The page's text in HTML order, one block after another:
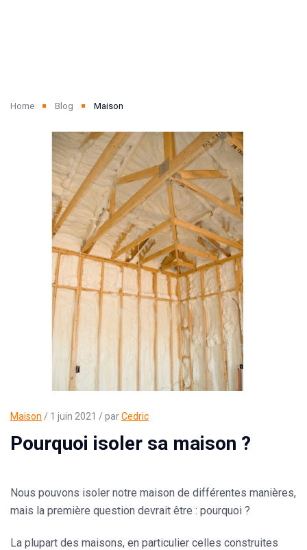
Home Blog Maison
Maison / 1 juin 2021 / parCedric
Pourquoi isoler sa maison ?
Nous pouvons isoler notre maison de différentes manières,
mais la première question devrait être : pourquoi ?
La plupart des maisons, en particulier celles construites